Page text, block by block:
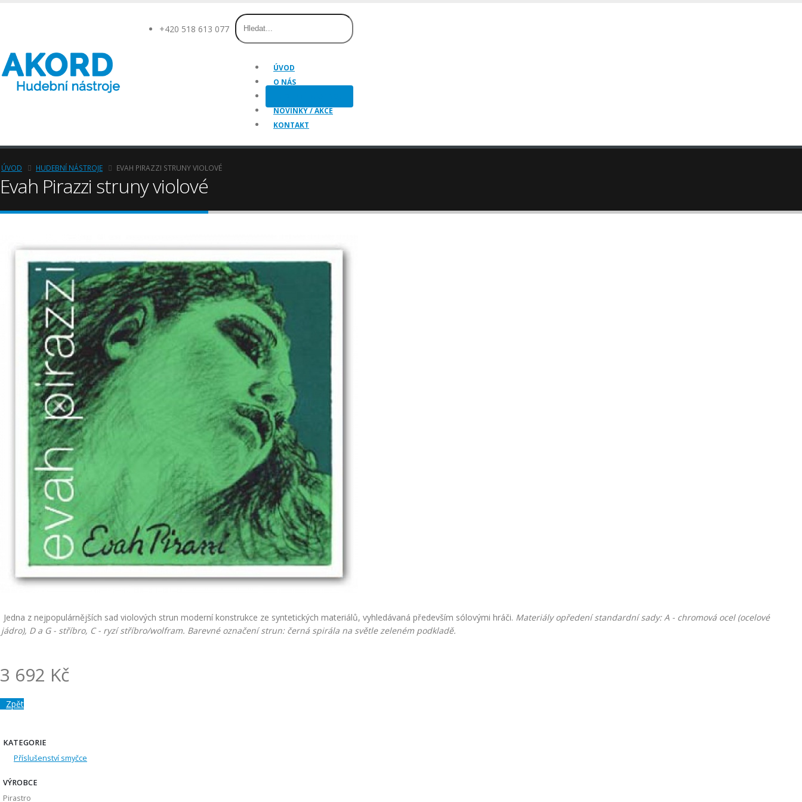
+420 518 613 077
ÚVOD
O NÁS
NOVINKY / AKCE
KONTAKT
ÚVOD HUDEBNÍ NÁSTROJE EVAH PIRAZZI STRUNY VIOLOVÉ
Evah Pirazzi struny violové
Jedna z nejpopulárnějších sad violových strun moderní konstrukce ze syntetických materiálů, vyhledávaná především sólovými hráči. Materiály opředení standardní sady: A - chromová ocel (ocelové
jádro), D a G - stříbro, C - ryzí stříbro/wolfram. Barevné označení strun: černá spirála na světle zeleném podkladě.
3 692 Kč
Zpět
KATEGORIE
Příslušenství smyčce
VÝROBCE
Pirastro